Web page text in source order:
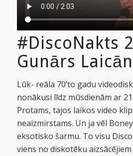
#DiscoNakts
Gunārs
Lūk- reāla 70’to gadu
nonākusi līdz mūsdienām ar
Protams, tajos laikos video
neaizmirstams. Un ja vēl
eksotisko šarmu. To visu
viens no diskotēku